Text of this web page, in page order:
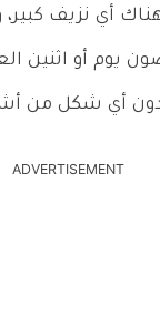
أي نزيف
يوم أو اثنين
دون أي شكل من
ADVERTISEMENT